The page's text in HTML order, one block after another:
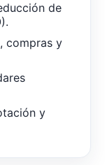
de
compras y
y